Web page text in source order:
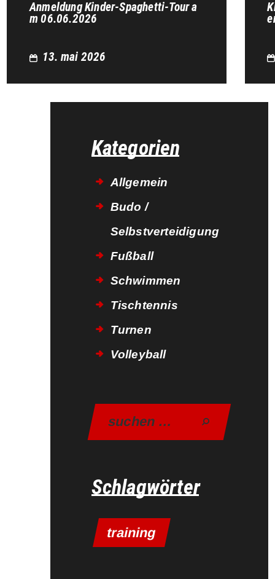
Anmeldung Kinder-Spaghetti-Tour a
m 06.06.2026
13. mai 2026
Kategorien
Allgemein
Budo /
Selbstverteidigung
Fußball
Schwimmen
Tischtennis
Turnen
Volleyball
Schlagwörter
training